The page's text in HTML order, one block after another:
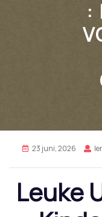
:
23 juni, 2026
Leuke